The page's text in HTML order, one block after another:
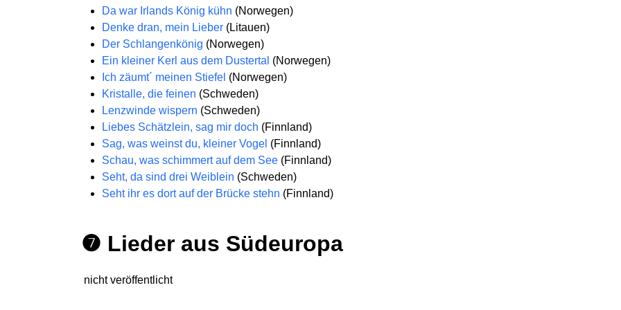
Da war Irlands König kühn (Norwegen)
Denke dran, mein Lieber (Litauen)
Der Schlangenkönig (Norwegen)
Ein kleiner Kerl aus dem Dustertal (Norwegen)
Ich zäumt´ meinen Stiefel (Norwegen)
Kristalle, die feinen (Schweden)
Lenzwinde wispern (Schweden)
Liebes Schätzlein, sag mir doch (Finnland)
Sag, was weinst du, kleiner Vogel (Finnland)
Schau, was schimmert auf dem See (Finnland)
Seht, da sind drei Weiblein (Schweden)
Seht ihr es dort auf der Brücke stehn (Finnland)
❼ Lieder aus Südeuropa
nicht veröffentlicht